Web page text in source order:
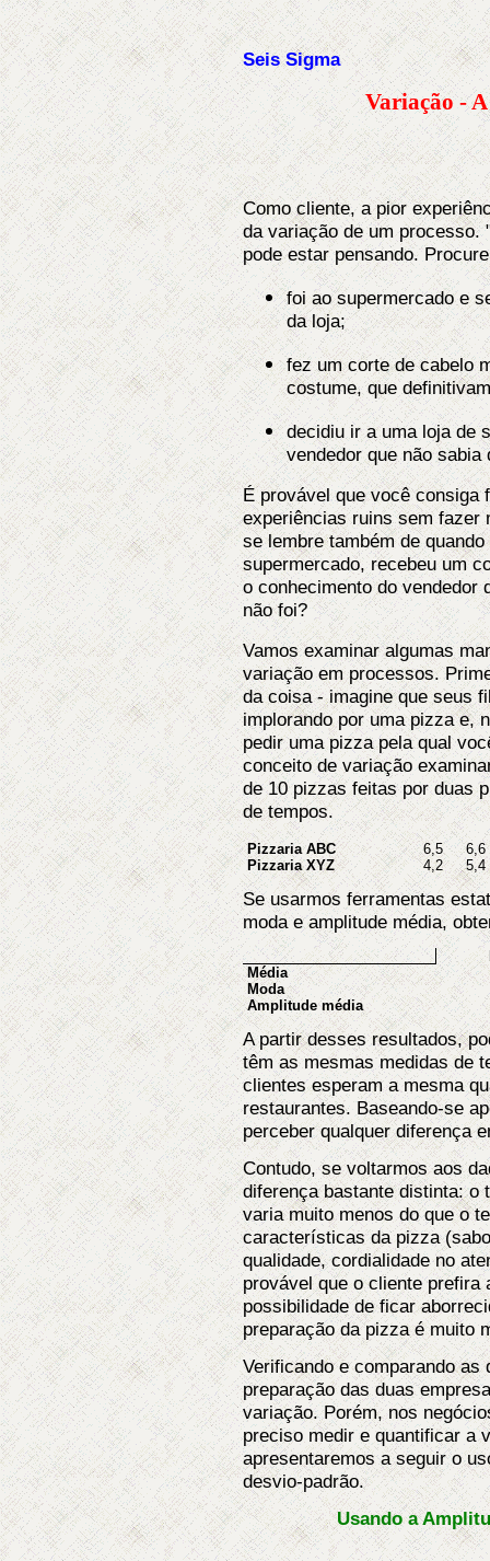
Seis Sigma
Variação -
Como cliente, a pior
da variação de um
pode estar pensando.
foi ao supermercado e
da loja;
fez um corte de cabelo
costume, que
decidiu ir a uma loja de
vendedor que não
É provável que você consiga
experiências ruins sem fazer
se lembre também de
supermercado, recebeu um
o conhecimento do vendedor
não foi?
Vamos examinar algumas
variação em processos.
da coisa - imagine que seus
implorando por uma pizza e,
pedir uma pizza pela qual
conceito de variação
de 10 pizzas feitas por duas
de tempos.
Pizzaria ABC 6,5
6,6
Pizzaria XYZ
4,2 5,4
Se usarmos ferramentas
moda e amplitude média,
Média
Moda
Amplitude média
A partir desses resultados,
têm as mesmas medidas de
clientes esperam a mesma
restaurantes. Baseando-se
perceber qualquer diferença
Contudo, se voltarmos aos
diferença bastante distinta: o
varia muito menos do que o
características da pizza
qualidade, cordialidade no
provável que o cliente prefira
possibilidade de ficar
preparação da pizza é muito
Verificando e comparando
preparação das duas
variação. Porém, nos
preciso medir e quantificar a
apresentaremos a seguir o
desvio-padrão.
Usando a